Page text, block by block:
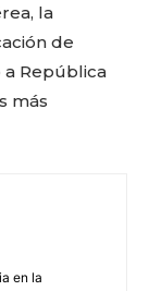
la
de
República
más
en la